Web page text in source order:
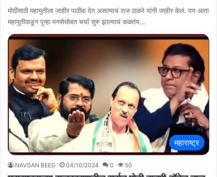
मोदींसाठी महायुतीला जाहीर पाठींबा देत असल्याचं राज ठाकरे यांनी जाहीर केलं. पण आता
महायुतीकडून पुन्हा मनसेसोबत चर्चा सुरु झाल्याचं कळतंय…
महाराष्ट्र
NAVGAN BEED 04/10/2024 0 50